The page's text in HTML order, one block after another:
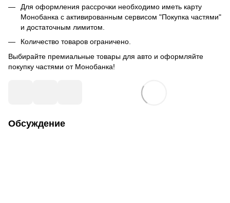
Для оформления рассрочки необходимо иметь карту
Монобанка с активированным сервисом "Покупка частями"
и достаточным лимитом.
Количество товаров ограничено.
Выбирайте премиальные товары для авто и оформляйте
покупку частями от Монобанка!
Обсуждение